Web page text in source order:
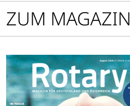
ZUM MAGAZIN